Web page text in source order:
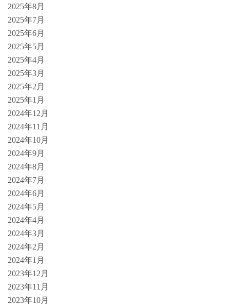
2025年8月
2025年7月
2025年6月
2025年5月
2025年4月
2025年3月
2025年2月
2025年1月
2024年12月
2024年11月
2024年10月
2024年9月
2024年8月
2024年7月
2024年6月
2024年5月
2024年4月
2024年3月
2024年2月
2024年1月
2023年12月
2023年11月
2023年10月